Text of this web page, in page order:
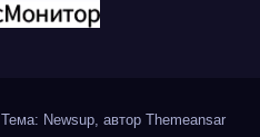
Тема: Newsup, автор Themeansar